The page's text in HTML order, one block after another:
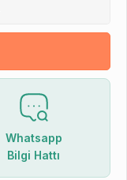
Whatsapp
Bilgi Hattı